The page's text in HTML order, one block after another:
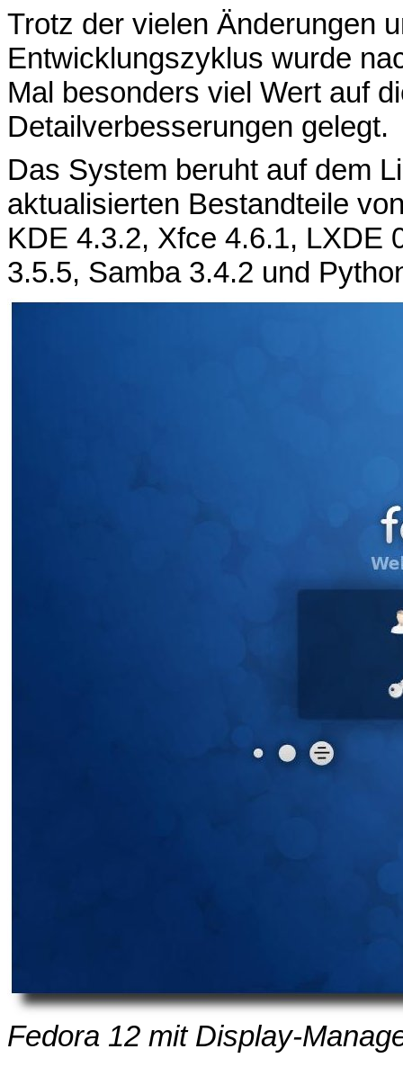
Trotz der vielen Änderungen
Entwicklungszyklus wurde
Mal besonders viel Wert auf
Detailverbesserungen gelegt.
Das System beruht auf dem
aktualisierten Bestandteile
KDE 4.3.2, Xfce 4.6.1, LXDE
3.5.5, Samba 3.4.2 und
Fedora 12 mit Display-